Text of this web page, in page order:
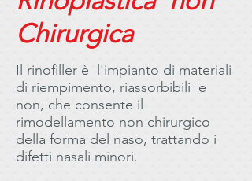
Chirurgica
Il rinofiller è l'impianto di materiali
di riempimento, riassorbibili e
non, che consente il
rimodellamento non chirurgico
della forma del naso, trattando i
difetti nasali minori.